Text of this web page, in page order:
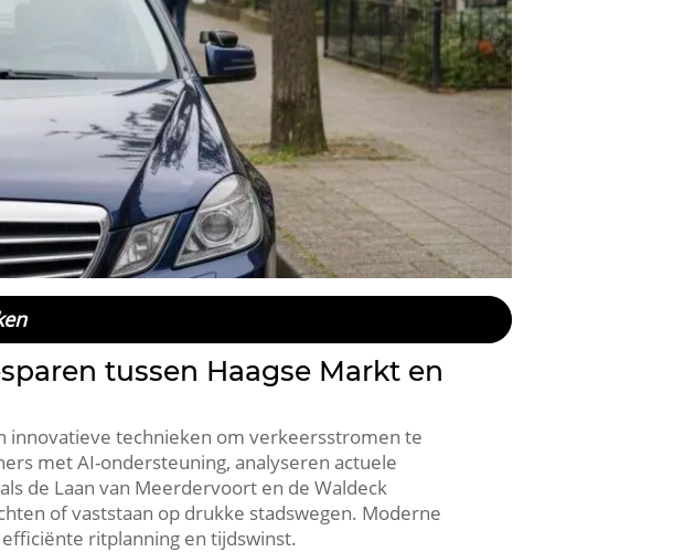
tussen Haagse Markt en
innovatieve technieken om verkeersstromen te
met AI-ondersteuning, analyseren actuele
de Laan van Meerdervoort en de Waldeck
of vaststaan op drukke stadswegen. Moderne
ritplanning en tijdswinst.